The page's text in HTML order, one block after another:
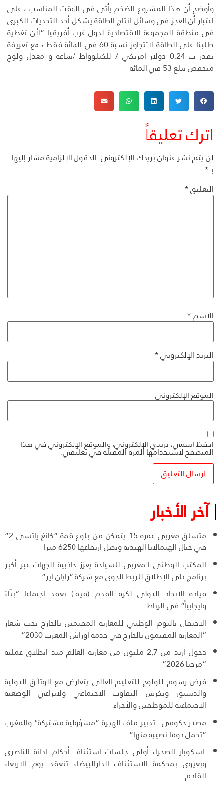
وأوضح أن هذا المشروع الضخم يأتي في الوقت المناسب ، على
اعتبار أن العجز في وسائل إنتاج الطاقة يشكل أحد التحديات الكبرى
في منطقة المجموعة الاقتصادية لدول غرب أفريقيا “لأن تغطية
طلبنا على الطاقة لاتتجاوز نسبة 60 في المائة فقط ، مع تعريفة
تقدر ب 0.24 دولار أمريكي / للكيلوواط /ساعة و معدل ولوج
منخفض يبلغ 53 في المائة
اترك تعليقاً
لن يتم نشر عنوان بريدك الإلكتروني.الحقول الإلزامية مشار إليها
بـ*
التعليق*
الاسم*
البريد الإلكتروني*
الموقع الإلكتروني
احفظ اسمي، بريدي الإلكتروني، والموقع الإلكتروني في هذا
المتصفح لاستخدامها المرة المقبلة في تعليقي.
آخر الأخبار
متسلق مغربي عمره 15 يتمكن من بلوغ قمة “كانغ ياتسي 2”
في جبال الهيمالايا الهندية ويصل ارتفاعها 6250 مترا
المكتب الوطني المغربي للسياحة يعزز جاذبية الجهات عبر أكبر
برنامج على الإطلاق للربط الجوي مع شركة “رايان إير”
قيادة الاتحاد الدولي لكرة القدم (فيفا) تعقد اجتماعا “بنّاءً
وإيجابياً” في الرباط
الاحتفال باليوم الوطني للمغاربة المقيمين بالخارج تحت شعار
“المغاربة المقيمون بالخارج في خدمة أوراش المغرب 2030”
دخول أزيد من 2,7 مليون من مغاربة العالم منذ انطلاق عملية
“مرحبا 2026”
فرض رسوم للولوج للتعليم العالي يتعارض مع الوثائق الدولية
والدستور ويكرس التفاوت الاجتماعي ولايراعي الوضعية
الاجتماعية للموظفين والأجراء
مصدر حكومي : تدبير ملف الهجرة “مسؤولية مشتركة” والمغرب
“تحمل دوما نصيبه منها”
اسكوبار الصحراء..أولى جلسات استئناف أحكام إدانة الناصري
وبعيوي بمحكمة الاستئناف الدارالبيضاء تنعقد يوم الاربعاء
القادم